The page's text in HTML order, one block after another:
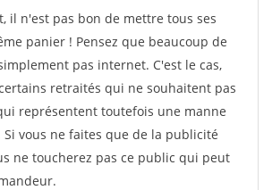
il n'est pas bon de mettre tous ses
panier ! Pensez que beaucoup de
pas internet. C'est le cas,
retraités qui ne souhaitent pas
représentent toutefois une manne
vous ne faites que de la publicité
ne toucherez pas ce public qui peut